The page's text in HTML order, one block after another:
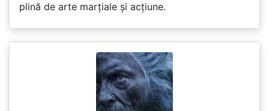
plină de arte marțiale și acțiune.